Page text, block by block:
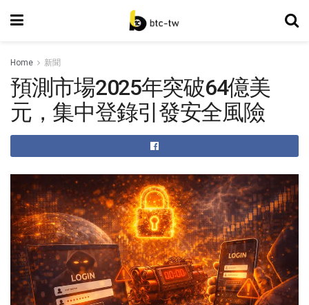
Home 新聞
預測市場2025年突破64億美
元，集中登錄引發安全風險